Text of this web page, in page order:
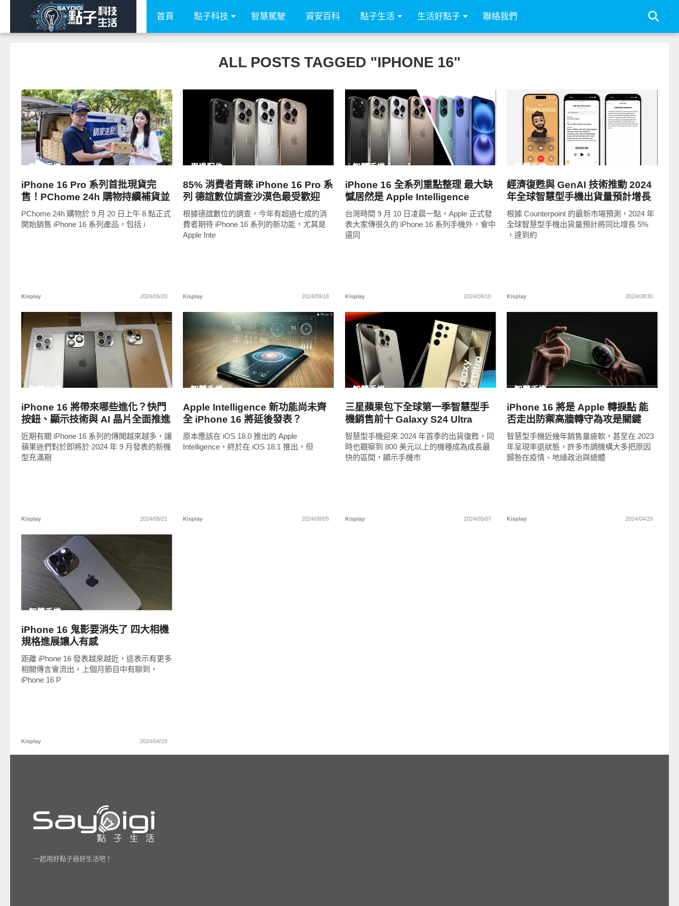
首頁 點子科技 智慧駕駛 資安百科 點子生活 生活好點子 聯絡我們
ALL POSTS TAGGED "IPHONE 16"
READ
MORE
智慧手機
iPhone 16 Pro 系列首批現貨完
售！PChome 24h 購物持續補貨並
推出多種購機優惠
PChome 24h 購物於 9 月 20 日上午 8 點正式
開始銷售 iPhone 16 系列產品，包括 i
Kisplay 2024/09/20
READ
MORE
周邊配件
85% 消費者青睞 iPhone 16 Pro 系
列 德誼數位調查沙漠色最受歡迎
根據德誼數位的調查，今年有超過七成的消
費者期待 iPhone 16 系列的新功能，尤其是
Apple Inte
Kisplay 2024/09/18
READ
MORE
智慧手機
iPhone 16 全系列重點整理 最大缺
憾居然是 Apple Intelligence
台灣時間 9 月 10 日凌晨一點，Apple 正式發
表大家傳很久的 iPhone 16 系列手機外，會中
還同
Kisplay 2024/09/10
READ
MORE
智慧手機
經濟復甦與 GenAI 技術推動 2024
年全球智慧型手機出貨量預計增長
5%
根據 Counterpoint 的最新市場預測，2024 年
全球智慧型手機出貨量預計將同比增長 5%
，達到約
Kisplay 2024/08/30
READ
MORE
智慧手機
iPhone 16 將帶來哪些進化？快門
按鈕、顯示技術與 AI 晶片全面推進
近期有關 iPhone 16 系列的傳聞越來越多，讓
蘋果迷們對於即將於 2024 年 9 月發表的新機
型充滿期
Kisplay 2024/08/21
READ
MORE
智慧手機
Apple Intelligence 新功能尚未齊
全 iPhone 16 將延後發表？
原本應該在 iOS 18.0 推出的 Apple
Intelligence，終於在 iOS 18.1 推出，但
Kisplay 2024/08/05
READ
MORE
智慧手機
三星蘋果包下全球第一季智慧型手
機銷售前十 Galaxy S24 Ultra
GenAI 功能奏效
智慧型手機迎來 2024 年首季的出貨復甦，同
時也觀察到 800 美元以上的機種成為成長最
快的區間，顯示手機市
Kisplay 2024/05/07
READ
MORE
智慧手機
iPhone 16 將是 Apple 轉捩點 能
否走出防禦高牆轉守為攻是關鍵
智慧型手機近幾年銷售量疲軟，甚至在 2023
年呈現率退狀態，許多市調機構大多把原因
歸咎在疫情、地緣政治與總體
Kisplay 2024/04/29
READ
智慧手機
iPhone 16 鬼影要消失了 四大相機
規格進展讓人有感
距離 iPhone 16 發表越來越近，這表示有更多
相關傳言會流出，上個月節目中有聊到，
iPhone 16 P
Kisplay 2024/04/19
一起用好點子過好生活吧！